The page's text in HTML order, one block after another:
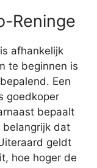
Reninge
afhankelijk
te beginnen is
Een
goedkoper
bepaalt
belangrijk dat
geldt
hoe hoger de